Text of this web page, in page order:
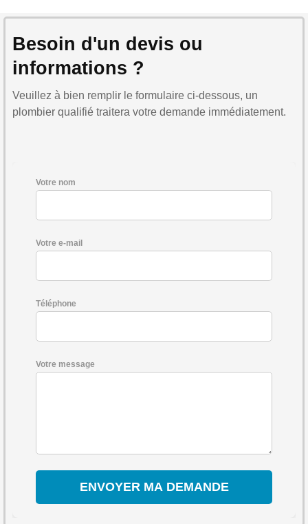
Besoin d'un devis ou
informations ?
Veuillez à bien remplir le formulaire ci-dessous, un
plombier qualifié traitera votre demande immédiatement.
Votre nom
Votre e-mail
Téléphone
Votre message